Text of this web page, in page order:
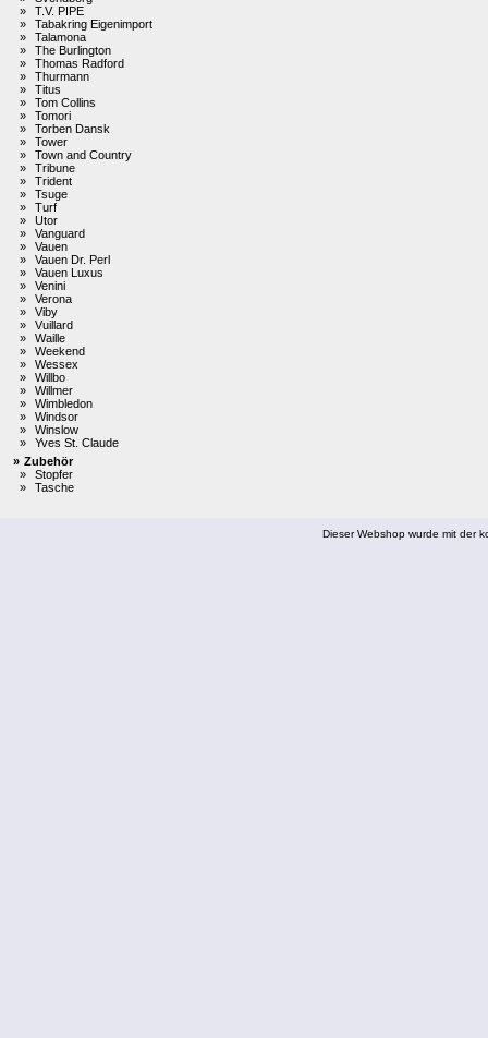
»
T.V. PIPE
»
Tabakring Eigenimport
»
Talamona
»
The Burlington
»
Thomas Radford
»
Thurmann
»
Titus
»
Tom Collins
»
Tomori
»
Torben Dansk
»
Tower
»
Town and Country
»
Tribune
»
Trident
»
Tsuge
»
Turf
»
Utor
»
Vanguard
»
Vauen
»
Vauen Dr. Perl
»
Vauen Luxus
»
Venini
»
Verona
»
Viby
»
Vuillard
»
Waille
»
Weekend
»
Wessex
»
Willbo
»
Willmer
»
Wimbledon
»
Windsor
»
Winslow
»
Yves St. Claude
» Zubehör
»
Stopfer
»
Tasche
Dieser Webshop wurde mit der